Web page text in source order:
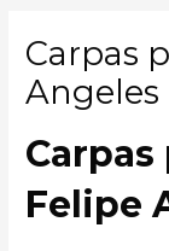
Carpas
Angeles
Felipe